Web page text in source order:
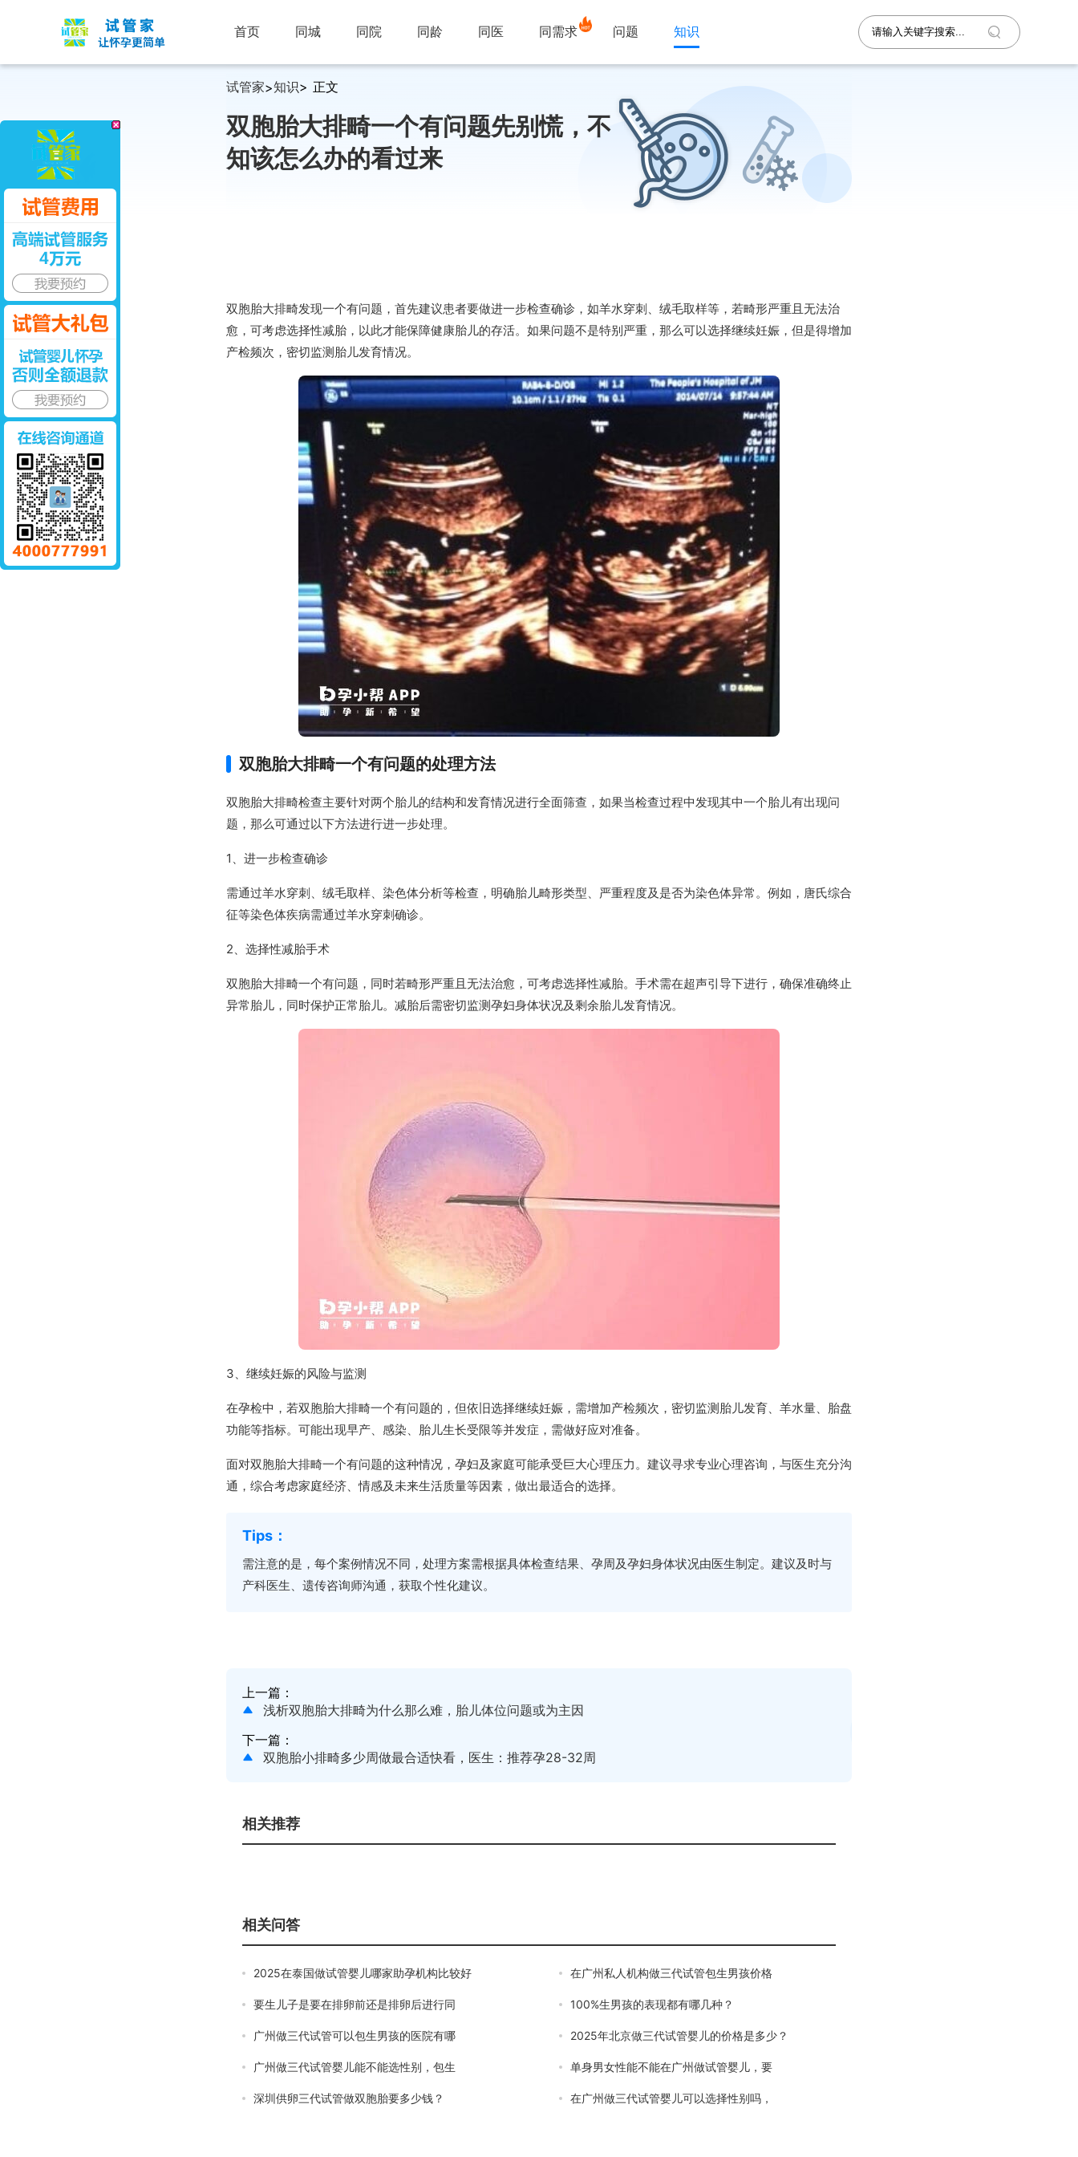
首页 同城 同院 同龄 同医 同需求 问题 知识
试管家>知识> 正文
双胞胎大排畸一个有问题先别慌，不
知该怎么办的看过来
双胞胎大排畸发现一个有问题，首先建议患者要做进一步检查确诊，如羊水穿刺、绒毛取样等，若畸形严重且无法治
愈，可考虑选择性减胎，以此才能保障健康胎儿的存活。如果问题不是特别严重，那么可以选择继续妊娠，但是得增加
产检频次，密切监测胎儿发育情况。
双胞胎大排畸一个有问题的处理方法
双胞胎大排畸检查主要针对两个胎儿的结构和发育情况进行全面筛查，如果当检查过程中发现其中一个胎儿有出现问
题，那么可通过以下方法进行进一步处理。
1、进一步检查确诊
需通过羊水穿刺、绒毛取样、染色体分析等检查，明确胎儿畸形类型、严重程度及是否为染色体异常。例如，唐氏综合
征等染色体疾病需通过羊水穿刺确诊。
2、选择性减胎手术
双胞胎大排畸一个有问题，同时若畸形严重且无法治愈，可考虑选择性减胎。手术需在超声引导下进行，确保准确终止
异常胎儿，同时保护正常胎儿。减胎后需密切监测孕妇身体状况及剩余胎儿发育情况。
3、继续妊娠的风险与监测
在孕检中，若双胞胎大排畸一个有问题的，但依旧选择继续妊娠，需增加产检频次，密切监测胎儿发育、羊水量、胎盘
功能等指标。可能出现早产、感染、胎儿生长受限等并发症，需做好应对准备。
面对双胞胎大排畸一个有问题的这种情况，孕妇及家庭可能承受巨大心理压力。建议寻求专业心理咨询，与医生充分沟
通，综合考虑家庭经济、情感及未来生活质量等因素，做出最适合的选择。
需注意的是，每个案例情况不同，处理方案需根据具体检查结果、孕周及孕妇身体状况由医生制定。建议及时与
产科医生、遗传咨询师沟通，获取个性化建议。
上一篇：
浅析双胞胎大排畸为什么那么难，胎儿体位问题或为主因
下一篇：
双胞胎小排畸多少周做最合适快看，医生：推荐孕28-32周
相关推荐
相关问答
2025在泰国做试管婴儿哪家助孕机构比较好 在广州私人机构做三代试管包生男孩价格
要生儿子是要在排卵前还是排卵后进行同 100%生男孩的表现都有哪几种？
广州做三代试管可以包生男孩的医院有哪 2025年北京做三代试管婴儿的价格是多少？
广州做三代试管婴儿能不能选性别，包生 单身男女性能不能在广州做试管婴儿，要
深圳供卵三代试管做双胞胎要多少钱？ 在广州做三代试管婴儿可以选择性别吗，